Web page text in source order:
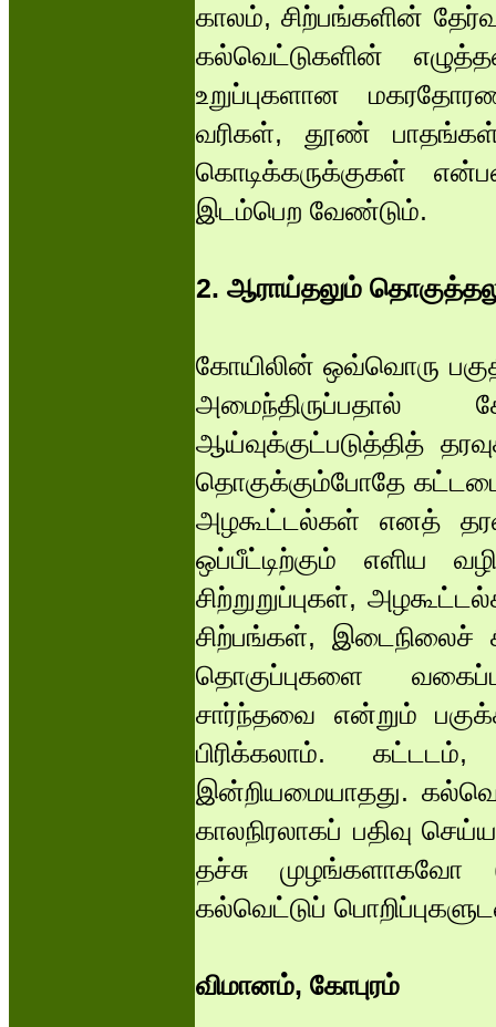
காலம், சிற்பங்களின்
கல்வெட்டுகளின்
உறுப்புகளான
வரிகள், தூண்
கொடிக்கருக்குகள்
இடம்பெற வேண்டும்.
2. ஆராய்தலும்
கோயிலின் ஒவ்வொரு
அமைந்திருப்பதால்
ஆய்வுக்குட்படுத்தித்
தொகுக்கும்போதே
அழகூட்டல்கள் எனத்
ஒப்பீட்டிற்கும் எளிய
சிற்றுறுப்புகள்,
சிற்பங்கள், இடைநிலைச்
தொகுப்புகளை
சார்ந்தவை என்றும்
பிரிக்கலாம்.
இன்றியமையாதது.
காலநிரலாகப் பதிவு
தச்சு முழங்களாகவோ
கல்வெட்டுப்
விமானம், கோபுரம்